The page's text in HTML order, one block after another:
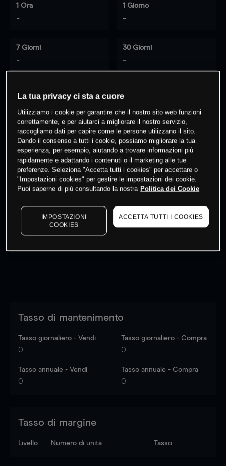
1 Ora
-
1 Giorno
-
7 Giorni
-
30 Giorni
-
% dei clienti hanno posizioni
questo prodotto
Fai trading
I prezzi sono solo indicativi. Accediper vedere gli ultimi
dati di mercato
to see latest market data
Tasso di mantenimento
Tasso giornaliero - Vendi
0
Tasso giornaliero - Compra
0
Tasso annuale - Vendi
0
Tasso annuale - Compra
0
Tasso di margine
Livello Numero di unità Tasso
La tua privacy ci sta a cuore
Utilizziamo i cookie per garantire che il nostro sito web funzioni
correttamente, e per aiutarci a migliorare il nostro servizio,
raccogliamo dati per capire come le persone utilizzano il sito.
Dando il consenso a tutti i cookie, possiamo migliorare la tua
esperienza, per esempio, aiutando a trovare informazioni più
rapidamente e adattando i contenuti o il marketing alle tue
preferenze. Seleziona "Accetta tutti i cookies" per accettare o
"Impostazioni cookies" per gestire le impostazioni dei cookie.
Puoi saperne di più consultando la nostra Politica dei Cookie
IMPOSTAZIONI
COOKIES
ACCETTA TUTTI I COOKIES